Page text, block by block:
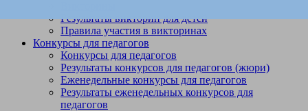
Результаты викторин для детей
Правила участия в викторинах
Конкурсы для педагогов
Конкурсы для педагогов
Результаты конкурсов для педагогов (жюри)
Еженедельные конкурсы для педагогов
Результаты еженедельных конкурсов для
педагогов